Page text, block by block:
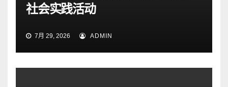
社会实践活动
7月 29, 2026 ADMIN